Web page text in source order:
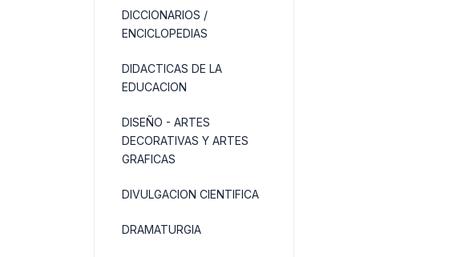
DICCIONARIOS /
ENCICLOPEDIAS
DIDACTICAS DE LA
EDUCACION
DISEÑO - ARTES
DECORATIVAS Y ARTES
GRAFICAS
DIVULGACION CIENTIFICA
DRAMATURGIA